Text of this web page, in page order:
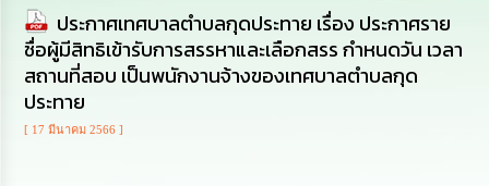
Policy
การ
ดำเนิน
การ
เพื่อ
ประกาศเทศบาลตำบลกุดประทาย เรื่อง ประกาศราย
ชื่อผู้มีสิทธิเข้ารับการสรรหาและเลือกสรร กำหนดวัน เวลา
สถานที่สอบ เป็นพนักงานจ้างของเทศบาลตำบลกุด
ประทาย
[ 17 มีนาคม 2566 ]